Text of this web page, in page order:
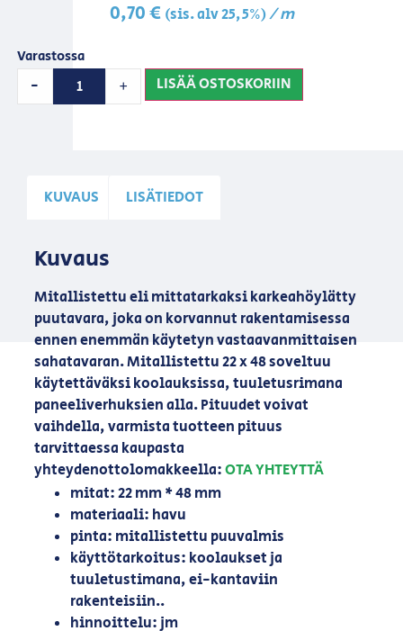
0,70€ (sis. alv 25,5%)/ m
Varastossa
- + LISÄÄ OSTOSKORIIN
KUVAUS LISÄTIEDOT
Kuvaus
Mitallistettu eli mittatarkaksi karkeahöylätty
puutavara, joka on korvannut rakentamisessa
ennen enemmän käytetyn vastaavanmittaisen
sahatavaran. Mitallistettu 22 x 48 soveltuu
käytettäväksi koolauksissa, tuuletusrimana
paneeliverhuksien alla. Pituudet voivat
vaihdella, varmista tuotteen pituus
tarvittaessa kaupasta
yhteydenottolomakkeella:OTA YHTEYTTÄ
mitat: 22 mm * 48 mm
materiaali: havu
pinta: mitallistettu puuvalmis
käyttötarkoitus: koolaukset ja
tuuletustimana, ei-kantaviin
rakenteisiin..
hinnoittelu: jm